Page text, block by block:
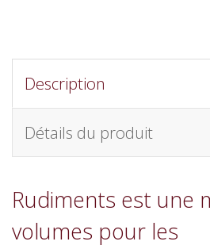
Description
Détails du produit
Rudiments est une
volumes pour les